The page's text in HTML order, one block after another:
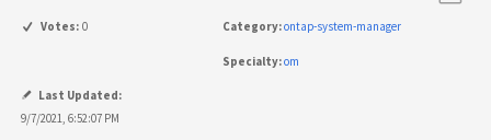
Votes: 0 Category:ontap-system-manager
Specialty:om
Last Updated:
9/7/2021, 6:52:07 PM